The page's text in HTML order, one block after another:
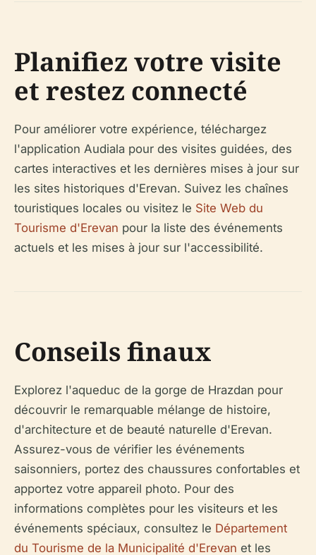
Planifiez votre visite
et restez connecté
Pour améliorer votre expérience, téléchargez
l'application Audiala pour des visites guidées, des
cartes interactives et les dernières mises à jour sur
les sites historiques d'Erevan. Suivez les chaînes
touristiques locales ou visitez le Site Web du
Tourisme d'Erevan pour la liste des événements
actuels et les mises à jour sur l'accessibilité.
Conseils finaux
Explorez l'aqueduc de la gorge de Hrazdan pour
découvrir le remarquable mélange de histoire,
d'architecture et de beauté naturelle d'Erevan.
Assurez-vous de vérifier les événements
saisonniers, portez des chaussures confortables et
apportez votre appareil photo. Pour des
informations complètes pour les visiteurs et les
événements spéciaux, consultez le Département
du Tourisme de la Municipalité d'Erevan et les